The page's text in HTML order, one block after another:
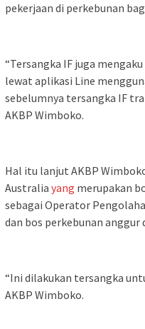
pekerjaan di perkebunan
“Tersangka IF juga
lewat aplikasi Line
sebelumnya tersangka IF
AKBP Wimboko.
Hal itu lanjut AKBP
Australia yang merupakan
sebagai Operator
dan bos perkebunan anggur
“Ini dilakukan tersangka
AKBP Wimboko.